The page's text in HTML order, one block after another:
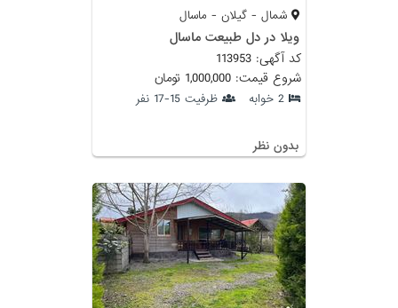
شمال - گیلان - ماسال
ویلا در دل طبیعت ماسال
کد آگهی: 113953
شروع قیمت: 1,000,000 تومان
2 خوابه ظرفیت 15-17 نفر
بدون نظر